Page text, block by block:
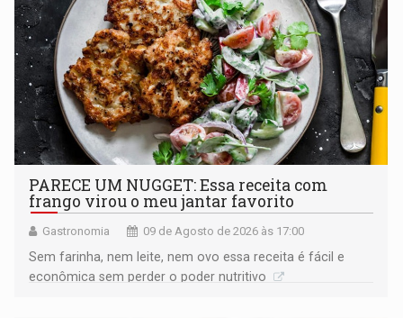
PARECE UM NUGGET: Essa receita com
frango virou o meu jantar favorito
Gastronomia 09 de Agosto de 2026 às 17:00
Sem farinha, nem leite, nem ovo essa receita é fácil e
econômica sem perder o poder nutritivo